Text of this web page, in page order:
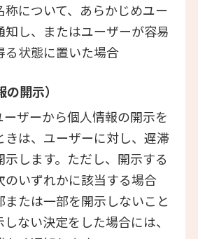
称について、あらかじめユー
知し、またはユーザーが容易
る状態に置いた場合
開示）
ーザーから個人情報の開示を
きは、ユーザーに対し、遅滞
示します。ただし、開示する
のいずれかに該当する場合
または一部を開示しないこと
ない決定をした場合には、